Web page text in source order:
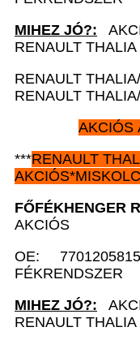
MIHEZ JÓ?:
RENAULT THALIA
RENAULT
RENAULT THALIA/
AKCIÓS
***RENAULT
AKCIÓS*
FŐFÉKHENGER
AKCIÓS
OE:
FÉKRENDSZER
MIHEZ JÓ?:
RENAULT THALIA